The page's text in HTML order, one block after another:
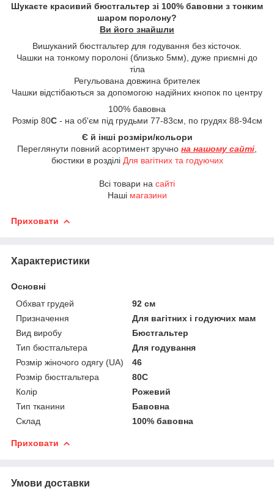
Шукаєте красивий бюстгальтер зі 100% бавовни з тонким
шаром поролону?
Ви його знайшли
Вишуканий бюстгальтер для годування без кісточок.
Чашки на тонкому поролоні (близько 5мм), дуже приємні до
тіла
Регульована довжина брителек
Чашки відстібаються за допомогою надійних кнопок по центру
100% бавовна
Розмір 80С- на об'єм під грудьми 77-83см, по грудях 88-94см
Є й інші розміри/кольори
Переглянути повний асортимент зручно на нашому сайті
бюстики в розділі Для вагітних та годуючих
Всі товари на сайті
Наші магазини
Приховати
Характеристики
Основні
Обхват грудей
92 см
Призначення
Для вагітних і годуючих мам
Вид виробу
Бюстгальтер
Тип бюстгальтера
Для годування
Розмір жіночого одягу (UA)
46
Розмір бюстгальтера
80C
Колір
Рожевий
Тип тканини
Бавовна
Склад
100% бавовна
Приховати
Умови доставки